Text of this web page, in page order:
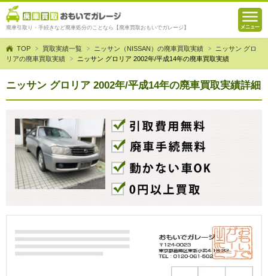
廃車引取り・手続きなど廃車処分のことなら【廃車買取おもいでガレージ】
TOP 買取実績一覧 ニッサン（NISSAN）の廃車買取実績
ニッサン グロ
リアの廃車買取実績
ニッサン グロリア 2002年/平成14年の廃車買取実績
ニッサン グロリア 2002年/平成14年の廃車買取実績詳細